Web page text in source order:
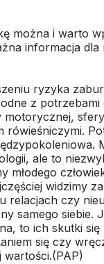
można i warto
informacja dla
ryzyka
z potrzebami
motorycznej,
rówieśniczymi.
ale to
młodego
widzimy
relacjach czy
samego siebie.
to ich skutki się
się czy
wartości.(PAP)